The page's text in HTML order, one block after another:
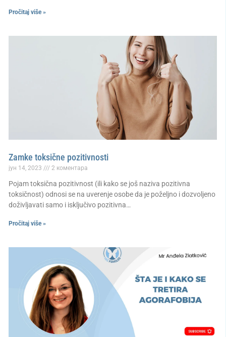
Pročitaj više »
Zamke toksične pozitivnosti
јун 14, 2023 2 коментара
Pojam toksična pozitivnost (ili kako se još naziva pozitivna
toksičnost) odnosi se na uverenje osobe da je poželjno i dozvoljeno
doživljavati samo i isključivo pozitivna…
Pročitaj više »